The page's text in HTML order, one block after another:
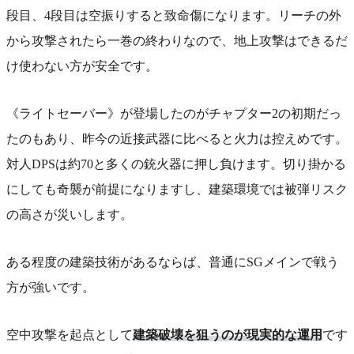
段目、4段目は空振りすると致命傷になります。リーチの外
から攻撃されたら一巻の終わりなので、地上攻撃はできるだ
け使わない方が安全です。
《ライトセーバー》が登場したのがチャプター2の初期だっ
たのもあり、昨今の近接武器に比べると火力は控えめです。
対人DPSは約70と多くの銃火器に押し負けます。切り掛かる
にしても奇襲が前提になりますし、建築環境では被弾リスク
の高さが災いします。
ある程度の建築技術があるならば、普通にSGメインで戦う
方が強いです。
空中攻撃を起点として建築破壊を狙うのが現実的な運用です